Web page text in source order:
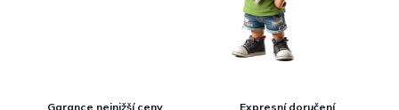
Garance nejnižší ceny
Expresní doručení